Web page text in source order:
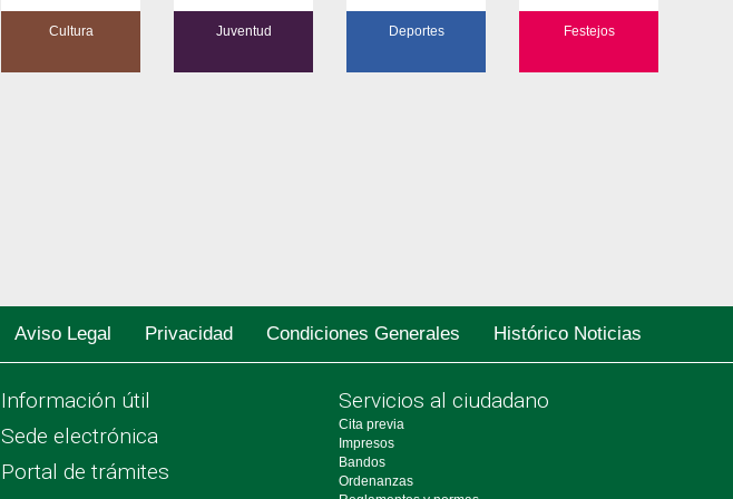
¿Cuánto dura? El evento se dividirá en 2 dias:
Cultura Juventud Deportes Festejos
Aviso Legal Privacidad Condiciones Generales Histórico Noticias
Información útil
Sede electrónica
Portal de trámites
Servicios al ciudadano
Cita previa
Impresos
Bandos
Ordenanzas